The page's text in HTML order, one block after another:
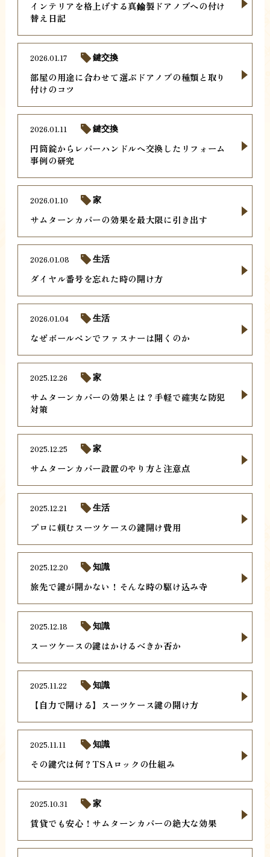
インテリアを格上げする真鍮製ドアノブへの付け
替え日記
部屋の用途に合わせて選ぶドアノブの種類と取り
付けのコツ
2026.01.17 鍵交換
円筒錠からレバーハンドルへ交換したリフォーム
事例の研究
2026.01.11 鍵交換
サムターンカバーの効果を最大限に引き出す
2026.01.10 家
ダイヤル番号を忘れた時の開け方
2026.01.08 生活
なぜボールペンでファスナーは開くのか
2026.01.04 生活
サムターンカバーの効果とは？手軽で確実な防犯
対策
2025.12.26 家
サムターンカバー設置のやり方と注意点
2025.12.25 家
プロに頼むスーツケースの鍵開け費用
2025.12.21 生活
旅先で鍵が開かない！そんな時の駆け込み寺
2025.12.20 知識
スーツケースの鍵はかけるべきか否か
2025.12.18 知識
【自力で開ける】スーツケース鍵の開け方
2025.11.22 知識
その鍵穴は何？TSAロックの仕組み
2025.11.11 知識
賃貸でも安心！サムターンカバーの絶大な効果
2025.10.31 家